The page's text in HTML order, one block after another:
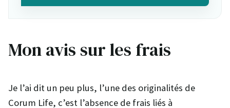
Mon avis sur les frais
Je l’ai dit un peu plus, l’une des originalités de
Corum Life, c’est l’absence de frais liés à